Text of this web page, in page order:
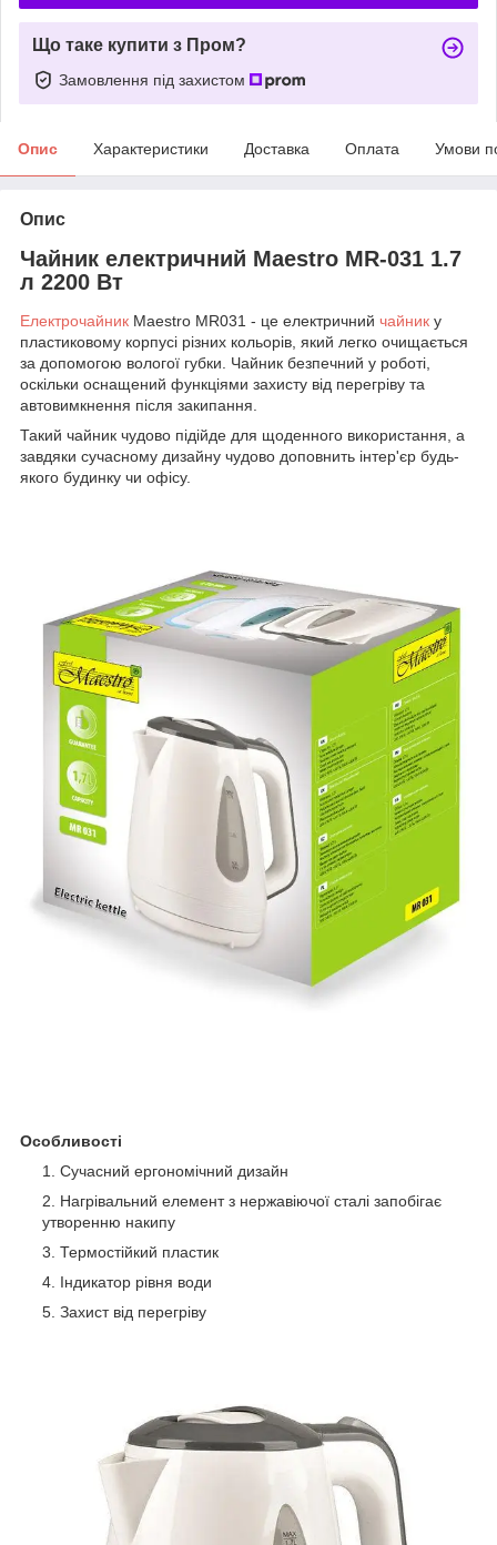
Що таке купити з Пром?
Замовлення під захистом
Опис Характеристики Доставка Оплата Умови
Опис
Чайник електричний Maestro MR-031 1.7
л 2200 Вт
Електрочайник Maestro MR031 - це електричний чайник у
пластиковому корпусі різних кольорів, який легко очищається
за допомогою вологої губки. Чайник безпечний у роботі,
оскільки оснащений функціями захисту від перегріву та
автовимкнення після закипання.
Такий чайник чудово підійде для щоденного використання, а
завдяки сучасному дизайну чудово доповнить інтер'єр будь-
якого будинку чи офісу.
Особливості
Сучасний ергономічний дизайн
Нагрівальний елемент з нержавіючої сталі запобігає
утворенню накипу
Термостійкий пластик
Індикатор рівня води
Захист від перегріву